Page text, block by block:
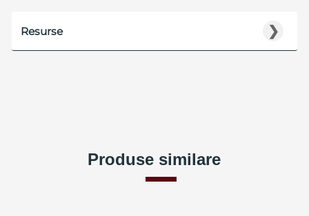
❯
Resurse
Produse similare